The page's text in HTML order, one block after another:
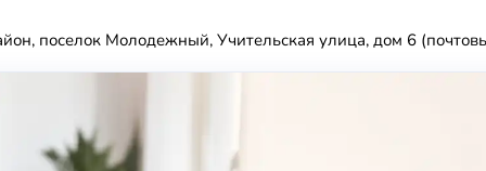
поселок Молодежный, Учительская улица, дом 6